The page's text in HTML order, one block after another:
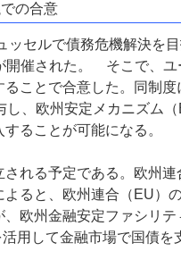
の合意
ッセルで債務危機解決を
開催された。 そこで、ユ
ことで合意した。同制度
し、欧州安定メカニズム
ることが可能になる。
される予定である。欧州連
よると、欧州連合（EU）
、欧州金融安定ファシリテ
活用して金融市場で国債を